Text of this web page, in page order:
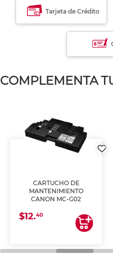
Tarjeta de Crédito
COMPLEMENTA
CARTUCHO DE
MANTENIMIENTO
CANON MC-G02
$12.40